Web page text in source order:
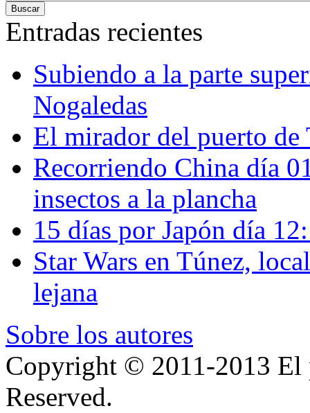
Entradas recientes
Subiendo a la parte
Nogaledas
El mirador del puerto de
Recorriendo China día
insectos a la plancha
15 días por Japón día
Star Wars en Túnez,
lejana
Sobre los autores
Copyright © 2011-2013 El
Reserved.